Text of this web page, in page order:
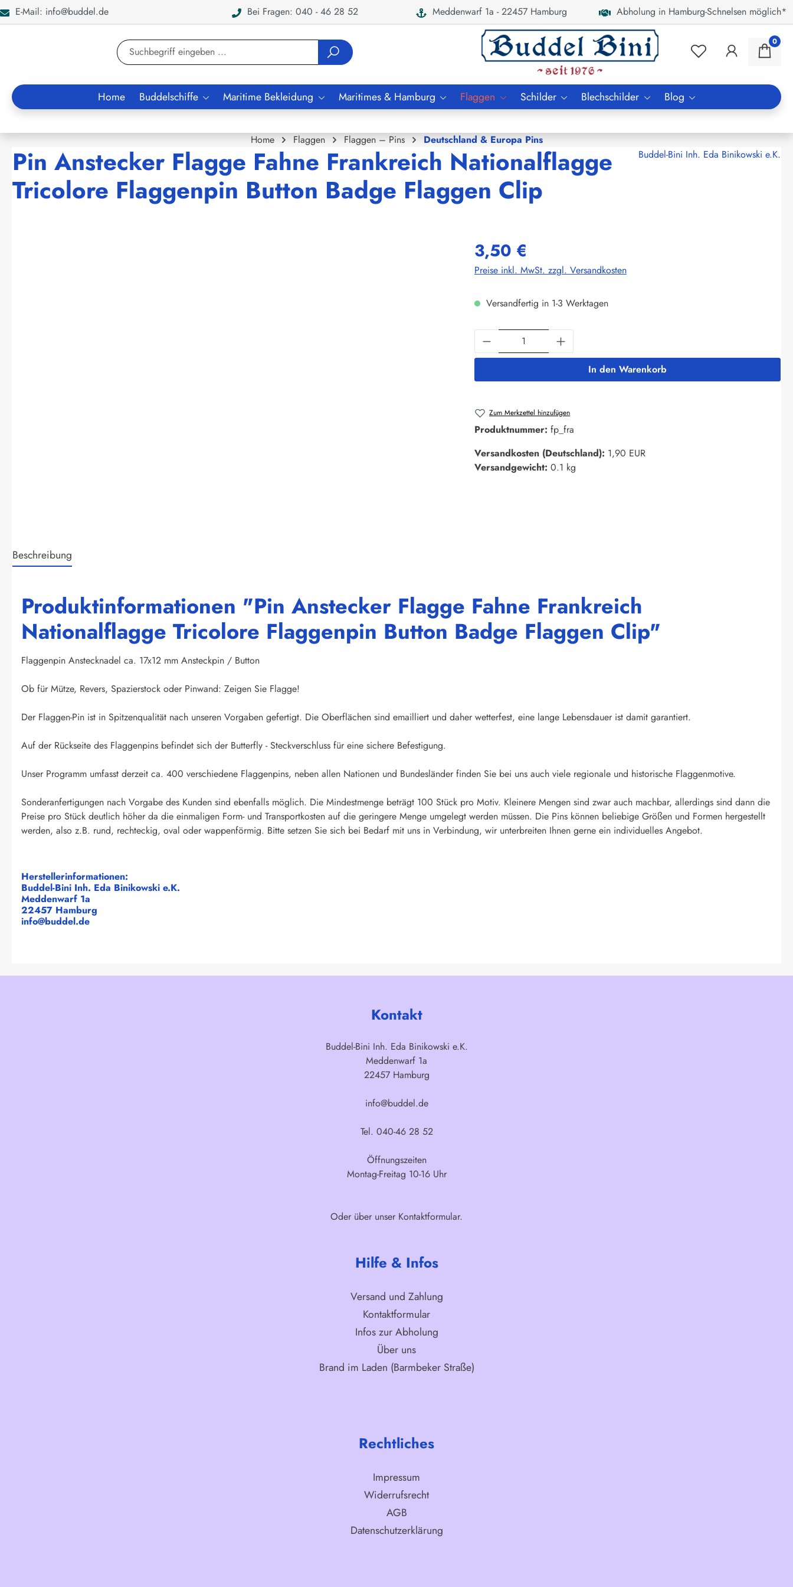
Zur Suche springen
E-Mail: info@buddel.de Bei Fragen: 040 - 46 28 52 Meddenwarf 1a - 22457 Hamburg Abholung in Hamburg-Schnelsen möglich*
0
Home Buddelschiffe Maritime Bekleidung Maritimes & Hamburg Flaggen Schilder Blechschilder Blog
Home Flaggen Flaggen – Pins Deutschland & Europa Pins
Pin Anstecker Flagge Fahne Frankreich Nationalflagge
Tricolore Flaggenpin Button Badge Flaggen Clip
Buddel-Bini Inh. Eda Binikowski e.K.
3,50 €
Preise inkl. MwSt. zzgl. Versandkosten
Versandfertig in 1-3 Werktagen
Produkt Anzahl: Gib den gewünschten Wert ein
In den Warenkorb
Zum Merkzettel hinzufügen
Produktnummer: fp_fra
Versandkosten (Deutschland): 1,90 EUR
Versandgewicht: 0.1 kg
Beschreibung
Produktinformationen "Pin Anstecker Flagge Fahne Frankreich
Nationalflagge Tricolore Flaggenpin Button Badge Flaggen Clip"
Flaggenpin Anstecknadel ca. 17x12 mm Ansteckpin / Button
Ob für Mütze, Revers, Spazierstock oder Pinwand: Zeigen Sie Flagge!
Der Flaggen-Pin ist in Spitzenqualität nach unseren Vorgaben gefertigt. Die Oberflächen sind emailliert und daher wetterfest, eine lange Lebensdauer ist damit garantiert.
Auf der Rückseite des Flaggenpins befindet sich der Butterfly - Steckverschluss für eine sichere Befestigung.
Unser Programm umfasst derzeit ca. 400 verschiedene Flaggenpins, neben allen Nationen und Bundesländer finden Sie bei uns auch viele regionale und historische Flaggenmotive.
Sonderanfertigungen nach Vorgabe des Kunden sind ebenfalls möglich. Die Mindestmenge beträgt 100 Stück pro Motiv. Kleinere Mengen sind zwar auch machbar, allerdings sind dann die
Preise pro Stück deutlich höher da die einmaligen Form- und Transportkosten auf die geringere Menge umgelegt werden müssen. Die Pins können beliebige Größen und Formen hergestellt
werden, also z.B. rund, rechteckig, oval oder wappenförmig. Bitte setzen Sie sich bei Bedarf mit uns in Verbindung, wir unterbreiten Ihnen gerne ein individuelles Angebot.
Herstellerinformationen:
Buddel-Bini Inh. Eda Binikowski e.K.
Meddenwarf 1a
22457 Hamburg
info@buddel.de
Kontakt
Buddel-Bini Inh. Eda Binikowski e.K.
Meddenwarf 1a
22457 Hamburg
info@buddel.de
Tel. 040-46 28 52
Öffnungszeiten
Montag-Freitag 10-16 Uhr
Oder über unser Kontaktformular.
Hilfe & Infos
Versand und Zahlung
Kontaktformular
Infos zur Abholung
Über uns
Brand im Laden (Barmbeker Straße)
Rechtliches
Impressum
Widerrufsrecht
AGB
Datenschutzerklärung